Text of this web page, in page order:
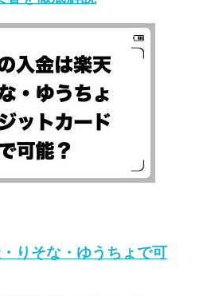
りそな・ゆうちょで可